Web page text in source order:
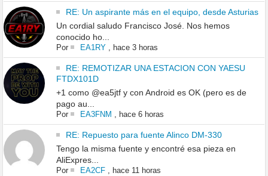
RE: Un aspirante más en el equipo, desde Asturias
Un cordial saludo Francisco José. Nos hemos
conocido ho...
Por EA1RY, hace 3 horas
RE: REMOTIZAR UNA ESTACION CON YAESU
FTDX101D
+1 como @ea5jtf y con Android es OK (pero es de
pago au...
Por EA3FNM , hace 6 horas
RE: Repuesto para fuente Alinco DM-330
Tengo la misma fuente y encontré esa pieza en
AliExpres...
Por EA2CF, hace 11 horas